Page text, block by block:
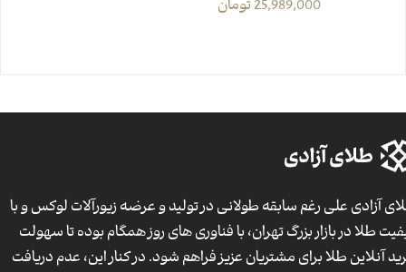
25,989,000تومان
آزادی علی رغم سابقه طولانی در تولید و عرضه زیورآلات لوکس و با
طلا در بازار بزرگ تهران، با فناوری های روز همگام بوده تا سهولت
آنلاین طلا برای مشتریان عزیز فراهم شود. در کنار این، عدم دریافت